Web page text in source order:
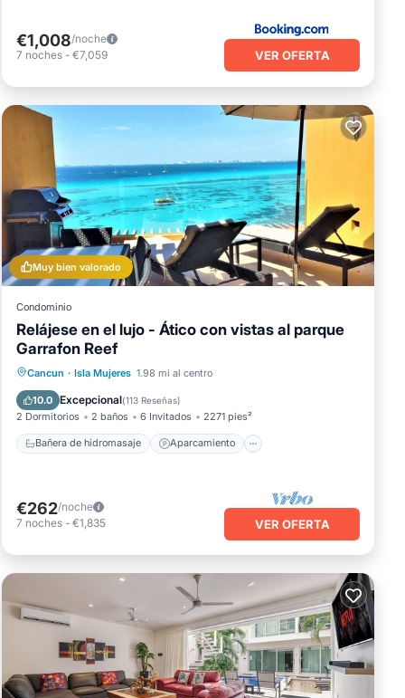
€1,008/noche
7 noches - €7,059 VER OFERTA
Muy bien valorado
Condominio
Relájese en el lujo - Ático con vistas al parque
Garrafon Reef
Cancun · Isla Mujeres 1.98 mi al centro
10.0 Excepcional(113 Reseñas)
2 Dormitorios 2 baños 6 Invitados 2271 pies²
Bañera de hidromasaje Aparcamiento
Bañera de hidromasaje
Piscina
Vista al mar
€262/noche
7 noches - €1,835 VER OFERTA